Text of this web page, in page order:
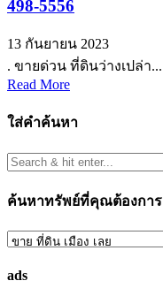
498-5556
13 กันยายน 2023
. ขายด่วน ที่ดินว่างเปล่า...
Read More
ใส่คำค้นหา
ค้นหาทรัพย์ที่คุณต้องการ
ค้นหา
ที่
ads